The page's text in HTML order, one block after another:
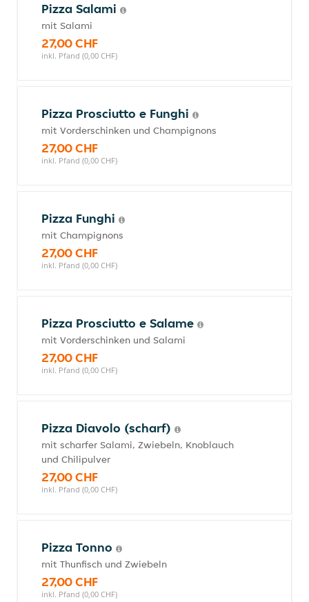
Pizza Salami
mit Salami
27,00 CHF
inkl. Pfand (0,00 CHF)
Pizza Prosciutto e Funghi
mit Vorderschinken und Champignons
27,00 CHF
inkl. Pfand (0,00 CHF)
Pizza Funghi
mit Champignons
27,00 CHF
inkl. Pfand (0,00 CHF)
Pizza Prosciutto e Salame
mit Vorderschinken und Salami
27,00 CHF
inkl. Pfand (0,00 CHF)
Pizza Diavolo (scharf)
mit scharfer Salami, Zwiebeln, Knoblauch
und Chilipulver
27,00 CHF
inkl. Pfand (0,00 CHF)
Pizza Tonno
mit Thunfisch und Zwiebeln
27,00 CHF
inkl. Pfand (0,00 CHF)